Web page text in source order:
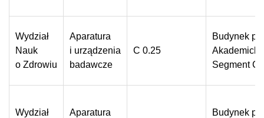
Wydział
Nauk
o Zdrowiu
Aparatura
i urządzenia
badawcze
C 0.25
Budynek
Segment C
Wydział
Aparatura
Budynek